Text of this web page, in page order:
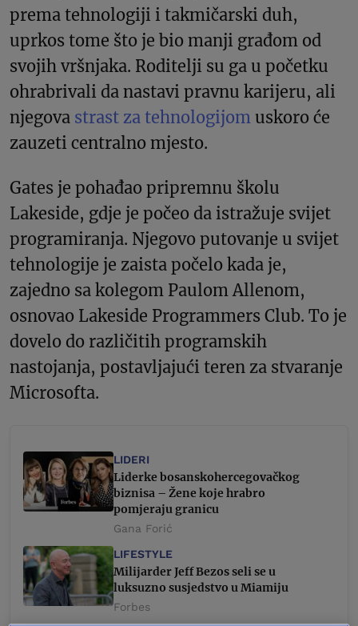
prema tehnologiji i takmičarski duh,
uprkos tome što je bio manji građom od
svojih vršnjaka. Roditelji su ga u početku
ohrabrivali da nastavi pravnu karijeru, ali
njegova strast za tehnologijom uskoro će
zauzeti centralno mjesto.
Gates je pohađao pripremnu školu
Lakeside, gdje je počeo da istražuje svijet
programiranja. Njegovo putovanje u svijet
tehnologije je zaista počelo kada je,
zajedno sa kolegom Paulom Allenom,
osnovao Lakeside Programmers Club. To je
dovelo do različitih programskih
nastojanja, postavljajući teren za stvaranje
Microsofta.
LIDERI
Liderke bosanskohercegovačkog
biznisa – Žene koje hrabro
pomjeraju granicu
Gana Forić
LIFESTYLE
Milijarder Jeff Bezos seli se u
luksuzno susjedstvo u Miamiju
Forbes